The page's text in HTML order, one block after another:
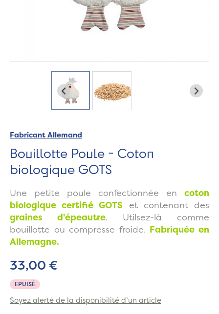
Fabricant Allemand
Bouillotte Poule - Coton
biologique GOTS
Une petite poule confectionnée en coton
biologique certifié GOTS et contenant des
graines d'épeautre. Utilsez-là comme
bouillotte ou compresse froide. Fabriquée en
Allemagne.
EPUISÉ
33,00 €
Soyez alerté de la disponibilité d’un article